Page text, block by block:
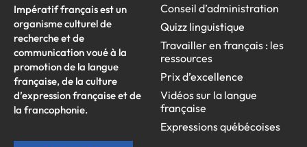
Impératif français est un
organisme culturel de
recherche et de
communication voué à la
promotion de la langue
française, de la culture
d’expression française et de
la francophonie.
Conseil d’administration
Quizz linguistique
Travailler en français : les
ressources
Prix d’excellence
Vidéos sur la langue
française
Expressions québécoises